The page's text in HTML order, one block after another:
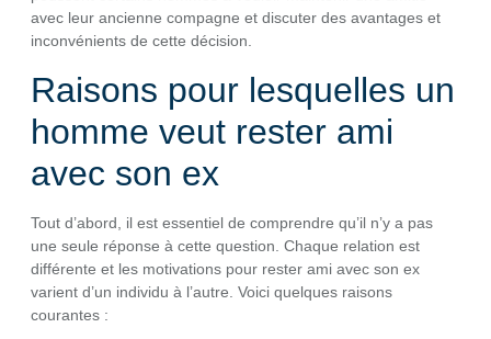
avec leur ancienne compagne et discuter des avantages et
inconvénients de cette décision.
Raisons pour lesquelles un
homme veut rester ami
avec son ex
Tout d’abord, il est essentiel de comprendre qu’il n’y a pas
une seule réponse à cette question. Chaque relation est
différente et les motivations pour rester ami avec son ex
varient d’un individu à l’autre. Voici quelques raisons
courantes :